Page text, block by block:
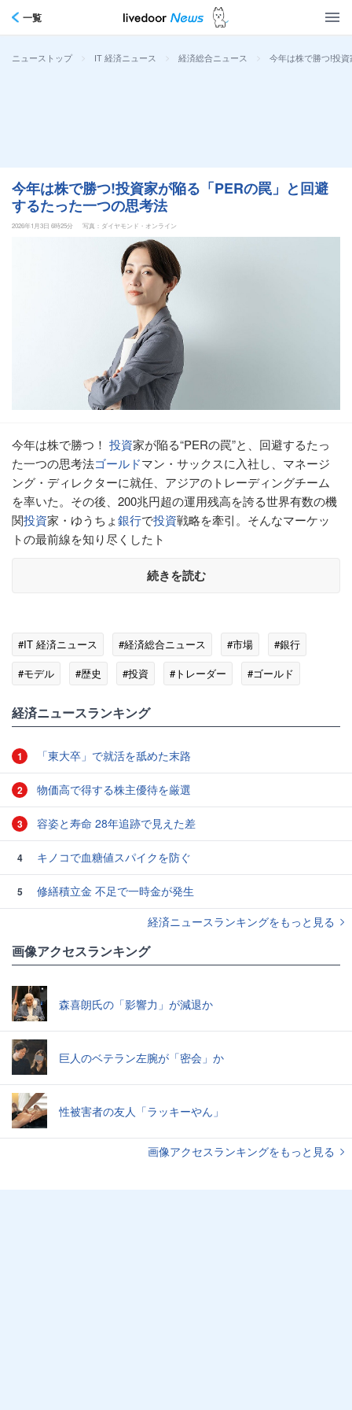
一覧
ニューストップ > IT 経済ニュース > 経済総合ニュース > 今年は株で勝つ!投
今年は株で勝つ!投資家が陥る「PERの罠」と回避
するたった一つの思考法
2026年1月3日 6時25分 写真：ダイヤモンド・オンライン
今年は株で勝つ！ 投資家が陥る“PERの罠”と、回避するたっ
た一つの思考法ゴールドマン・サックスに入社し、マネージ
ング・ディレクターに就任、アジアのトレーディングチーム
を率いた。その後、200兆円超の運用残高を誇る世界有数の機
関投資家・ゆうちょ銀行で投資戦略を牽引。そんなマーケッ
トの最前線を知り尽くしたト
続きを読む
#IT 経済ニュース #経済総合ニュース #市場
#銀行
#モデル
#歴史 #投資 #トレーダー
#ゴールド
経済ニュースランキング
1 「東大卒」で就活を舐めた末路
2 物価高で得する株主優待を厳選
3 容姿と寿命 28年追跡で見えた差
4 キノコで血糖値スパイクを防ぐ
5
修繕積立金 不足で一時金が発生
経済ニュースランキングをもっと見る
画像アクセスランキング
森喜朗氏の「影響力」が減退か
巨人のベテラン左腕が「密会」か
性被害者の友人「ラッキーやん」
画像アクセスランキングをもっと見る